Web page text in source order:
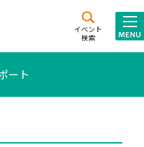
イベント
検索
ート